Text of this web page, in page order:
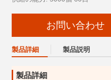
お問い合わせ
製品詳細 製品説明
製品詳細